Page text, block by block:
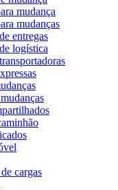
mudança
mudanças
entregas
logística
cargas